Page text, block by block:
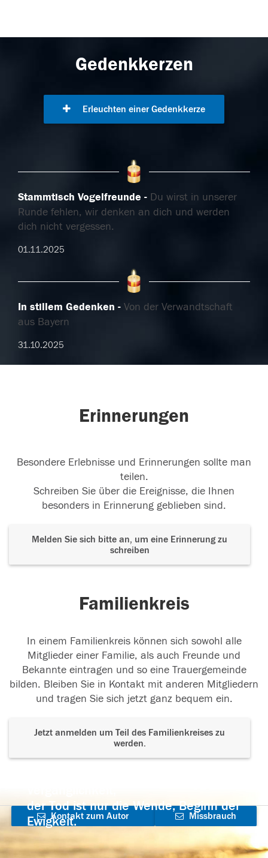
Gedenkkerzen
Erleuchten einer Gedenkkerze
Stammtisch Vogelfreunde
Du wirst in unserer
Runde fehlen, wir denken an dich und werden
dich nicht vergessen.
01.11.2025
In stillem Gedenken
Von der Verwandtschaft
aus Bayern
31.10.2025
Erinnerungen
Besondere Erlebnisse und Erinnerungen sollte man
teilen.
Schreiben Sie über die Ereignisse, die Ihnen
besonders in Erinnerung geblieben sind.
Melden Sie sich bitte an, um eine Erinnerung zu
schreiben
Familienkreis
In einem Familienkreis können sich sowohl alle
Mitglieder einer Familie, als auch Freunde und
Bekannte eintragen und so eine Trauergemeinde
bilden. Bleiben Sie in Kontakt mit anderen Mitgliedern
und tragen Sie sich jetzt ganz bequem ein.
Jetzt anmelden um Teil des Familienkreises zu
werden.
der Tod ist nur die Wende, Beginn der
Ewigkeit.
Kontakt zum Autor
aufnehmen
Missbrauch